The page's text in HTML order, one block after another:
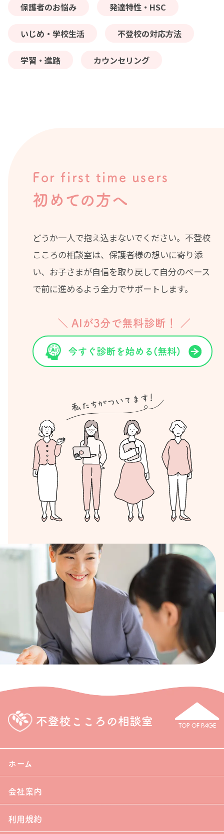
保護者のお悩み 発達特性・HSC
いじめ・学校生活 不登校の対応方法
学習・進路 カウンセリング
For first time users
初めての方へ
どうか一人で抱え込まないでください。不登校
こころの相談室は、保護者様の想いに寄り添
い、お子さまが自信を取り戻して自分のペース
で前に進めるよう全力でサポートします。
＼ AIが3分で無料診断！ ／
今すぐ診断を始める(無料)
TOP OF PAGE
ホーム
会社案内
利用規約